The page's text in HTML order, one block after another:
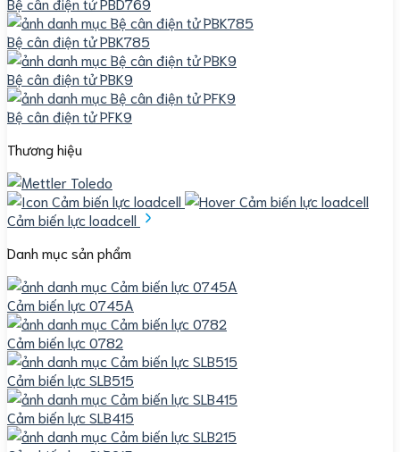
Bệ cân điện tử PBK785
Bệ cân điện tử PBK9
Bệ cân điện tử PFK9
Thương hiệu
Cảm biến lực loadcell
Danh mục sản phẩm
Cảm biến lực 0745A
Cảm biến lực 0782
Cảm biến lực SLB515
Cảm biến lực SLB415